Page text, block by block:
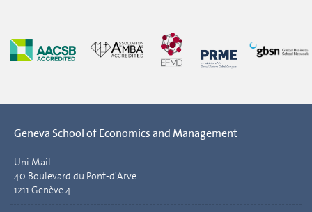
Geneva School of Economics and Management
Uni Mail
40 Boulevard du Pont-d'Arve
1211 Genève 4